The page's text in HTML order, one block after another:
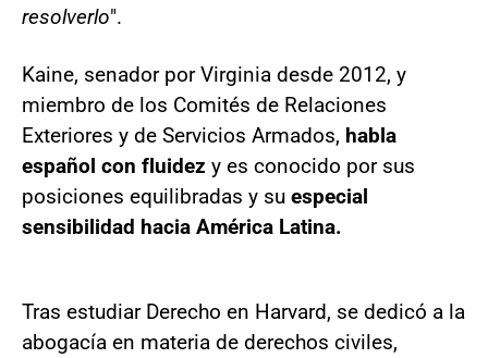
resolverlo".
Kaine, senador por Virginia desde 2012, y
miembro de los Comités de Relaciones
Exteriores y de Servicios Armados, habla
español con fluidez y es conocido por sus
posiciones equilibradas y su especial
sensibilidad hacia América Latina.
Tras estudiar Derecho en Harvard, se dedicó a la
abogacía en materia de derechos civiles,